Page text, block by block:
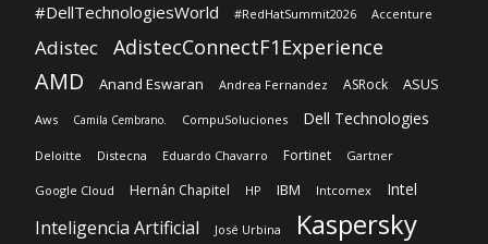
#DellTechnologiesWorld #RedHatSummit2026 Accenture
Adistec AdistecConnectF1Experience
AMD Anand Eswaran Andrea Fernandez ASRock ASUS
Aws Camila Cembrano. CompuSoluciones Dell Technologies
Deloitte Distecna Eduardo Chavarro Fortinet Gartner
Google Cloud Hernán Chapitel HP IBM Intcomex Intel
Inteligencia Artificial José Urbina Kaspersky